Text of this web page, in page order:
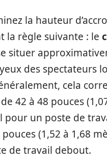
la hauteur
la règle suivante : le
situer
des spectateurs
cela
42 à 48 pouces
pour un poste de
(1,52 à 1,68
de travail debout.